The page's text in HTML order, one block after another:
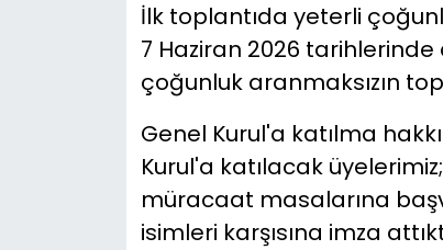
İlk toplantıda yeterli
7 Haziran 2026
çoğunluk aranmaksızın
Genel Kurul'a katılma
Kurul'a katılacak
müracaat masalarına
isimleri karşısına imza